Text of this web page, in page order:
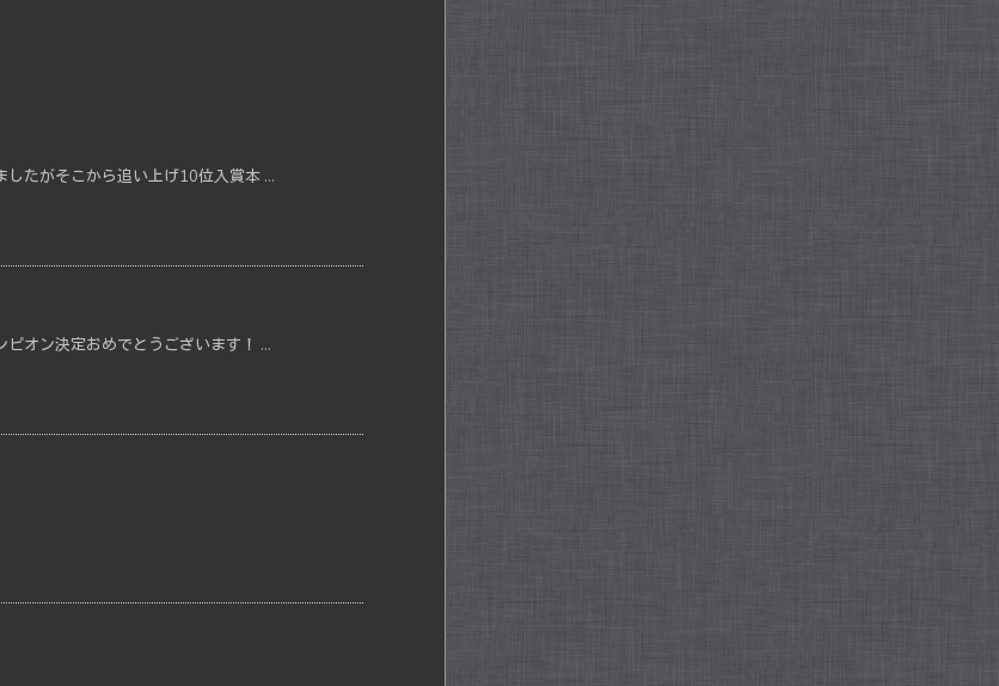
たがそこから追い上げ10位入賞本 ...
オン決定おめでとうございます！ ...